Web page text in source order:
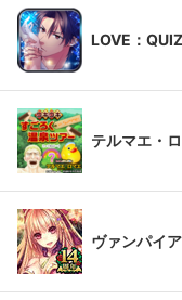
LOVE：
テルマエ・
ヴァンパイ